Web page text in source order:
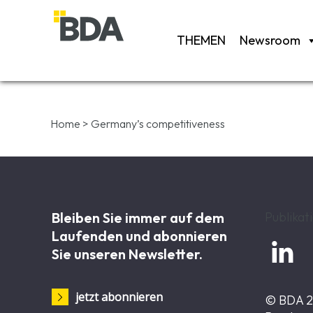
THEMEN Newsroom
Home > Germany’s competitiveness
Bleiben Sie immer auf dem
Laufenden und abonnieren
Sie unseren Newsletter.
jetzt abonnieren

© BDA